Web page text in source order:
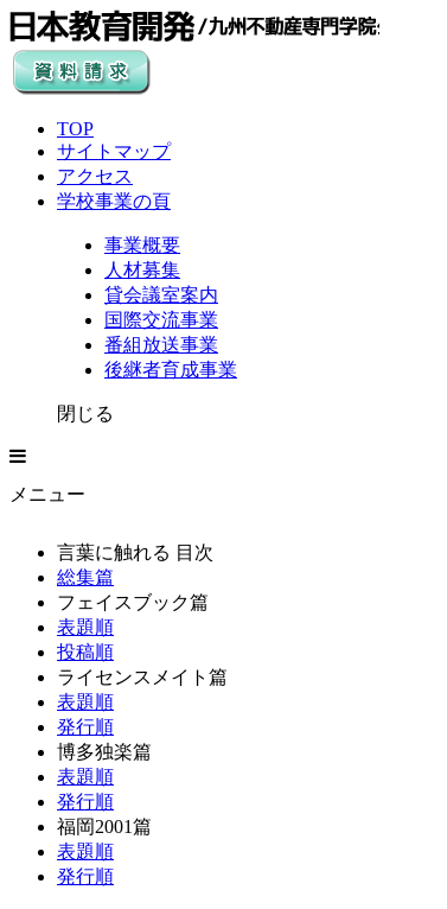
TOP
サイトマップ
アクセス
学校事業の頁
事業概要
人材募集
貸会議室案内
国際交流事業
番組放送事業
後継者育成事業
閉じる
メニュー
言葉に触れる 目次
総集篇
フェイスブック篇
表題順
投稿順
ライセンスメイト篇
表題順
発行順
博多独楽篇
表題順
発行順
福岡2001篇
表題順
発行順